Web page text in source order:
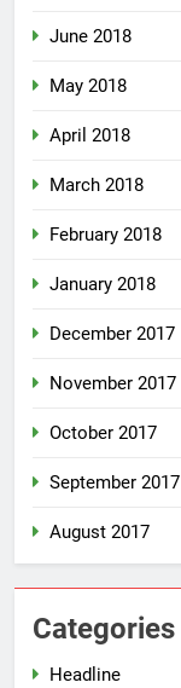
June 2018
May 2018
April 2018
March 2018
February 2018
January 2018
December 2017
November 2017
October 2017
September 2017
August 2017
Categories
Headline